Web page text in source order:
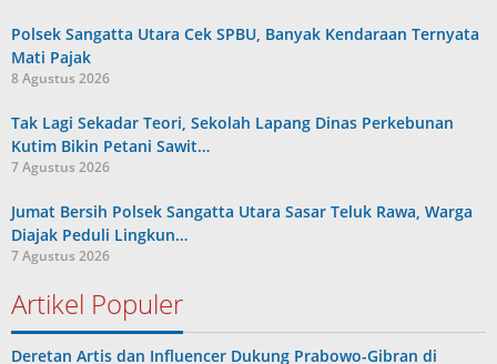
Polsek Sangatta Utara Cek SPBU, Banyak Kendaraan Ternyata
Mati Pajak
8 Agustus 2026
Tak Lagi Sekadar Teori, Sekolah Lapang Dinas Perkebunan
Kutim Bikin Petani Sawit…
7 Agustus 2026
Jumat Bersih Polsek Sangatta Utara Sasar Teluk Rawa, Warga
Diajak Peduli Lingkun…
7 Agustus 2026
Artikel Populer
Deretan Artis dan Influencer Dukung Prabowo-Gibran di